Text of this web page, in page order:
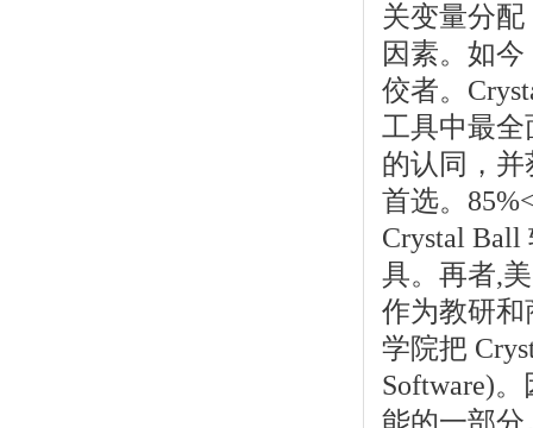
关变量分
因素。如
佼者。
工具中最
的认同，
首选。
Crystal
具。再者,
作为教研
学院把
Software)